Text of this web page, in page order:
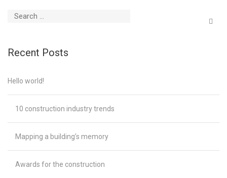
Recent Posts
Hello world!
10 construction industry trends
Mapping a building’s memory
Awards for the construction